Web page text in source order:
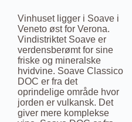
Vinhuset ligger i Soave i
Veneto øst for Verona.
Vindistriktet Soave er
verdensberømt for sine
friske og mineralske
hvidvine. Soave Classico
DOC er fra det
oprindelige område hvor
jorden er vulkansk. Det
giver mere komplekse